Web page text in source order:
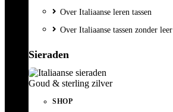
Over Italiaanse leren tassen
Over Italiaanse tassen zonder leer
Sieraden
Goud & sterling zilver
SHOP